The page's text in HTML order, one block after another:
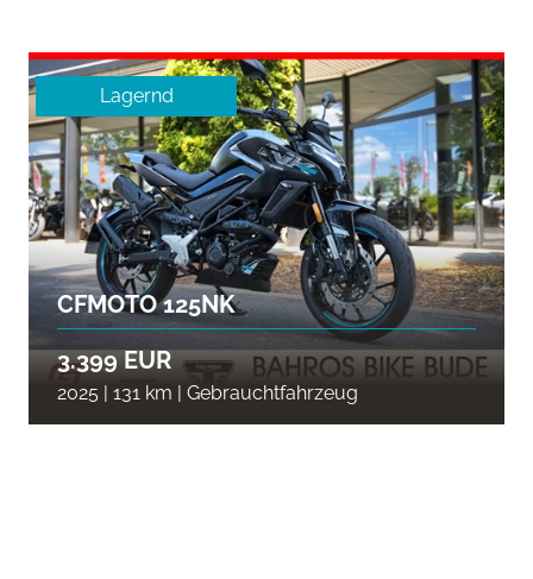
Lagernd
CFMOTO 125NK
3.399 EUR
2025 | 131 km | Gebrauchtfahrzeug